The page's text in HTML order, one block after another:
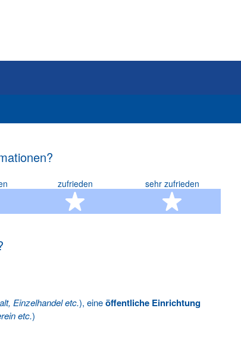
zufrieden
4 Sterne
sehr zufrieden
5 Sterne
Einzelhandel etc.), eineöffentliche Einrichtung
etc.)